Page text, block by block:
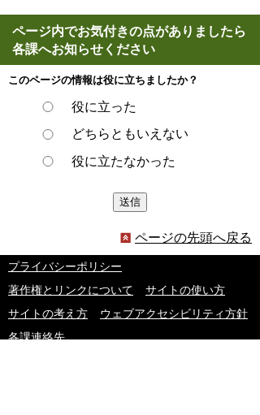
ページ内でお気付きの点がありましたら
各課へお知らせください
このページの情報は役に立ちましたか？
役に立った
どちらともいえない
役に立たなかった
ページの先頭へ戻る
プライバシーポリシー
著作権とリンクについて
サイトの使い方
サイトの考え方
ウェブアクセシビリティ方針
各課連絡先